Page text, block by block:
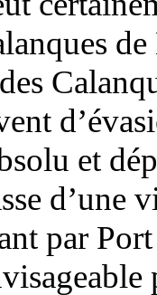
et
d’une
par